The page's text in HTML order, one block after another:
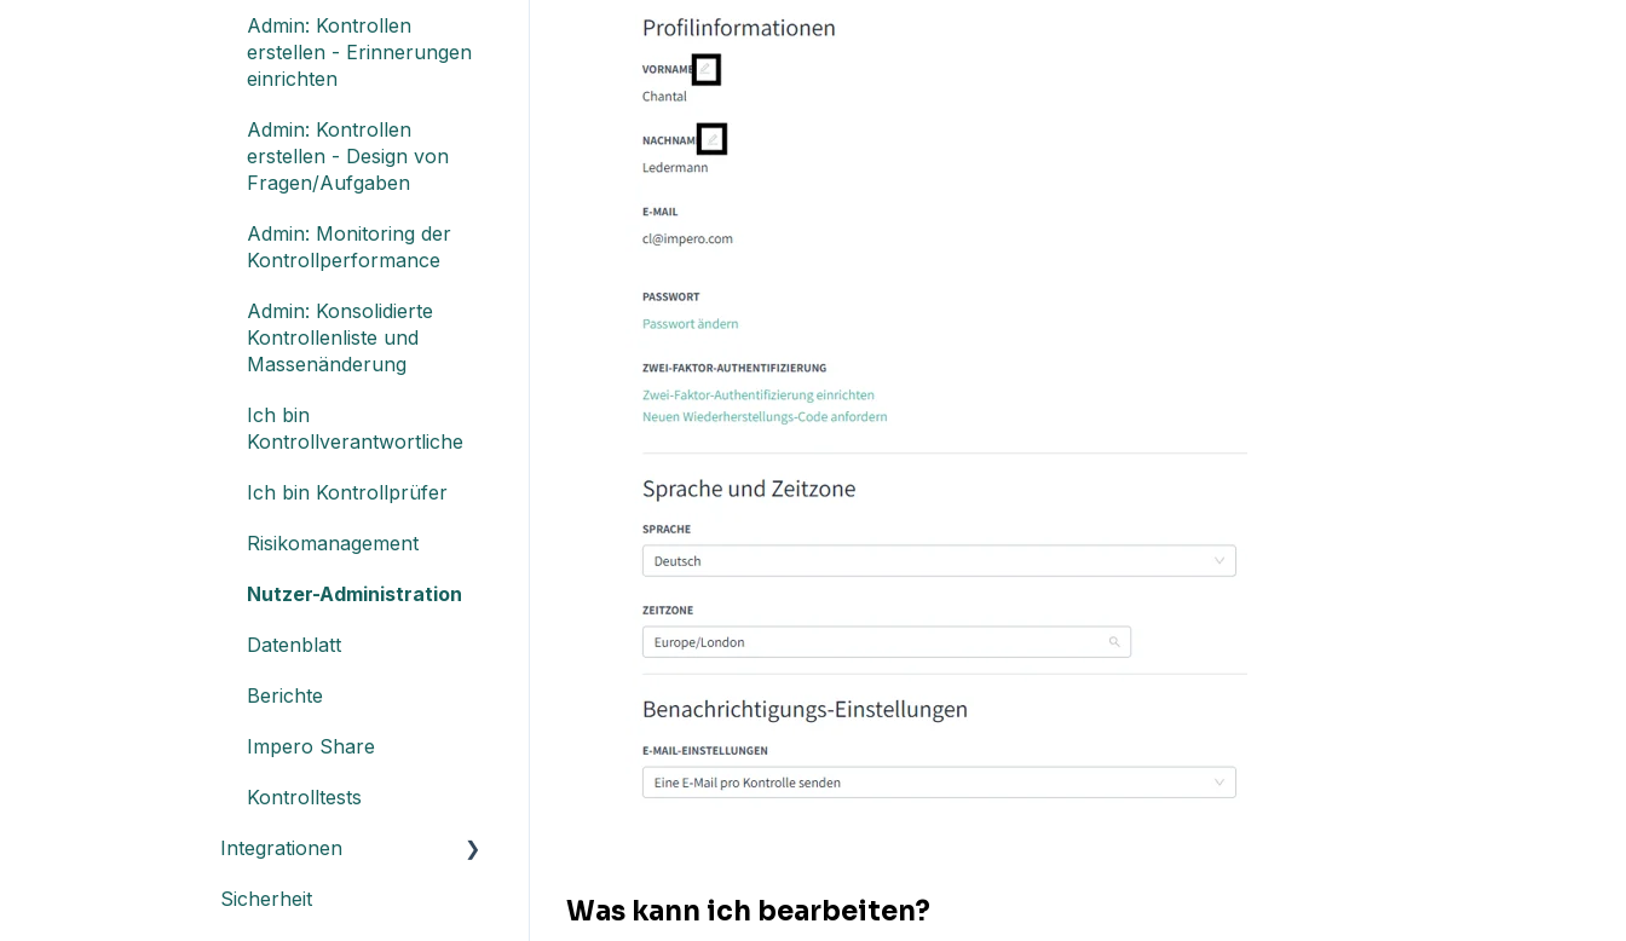
Was kann ich bearbeiten?
Admin: Kontrollen
erstellen - Erinnerungen
einrichten
Admin: Kontrollen
erstellen - Design von
Fragen/Aufgaben
Admin: Monitoring der
Kontrollperformance
Admin: Konsolidierte
Kontrollenliste und
Massenänderung
Ich bin
Kontrollverantwortliche
Ich bin Kontrollprüfer
Risikomanagement
Nutzer-Administration
Datenblatt
Berichte
Impero Share
Kontrolltests
Integrationen
Einen API-Schlüssel
Sicherheit